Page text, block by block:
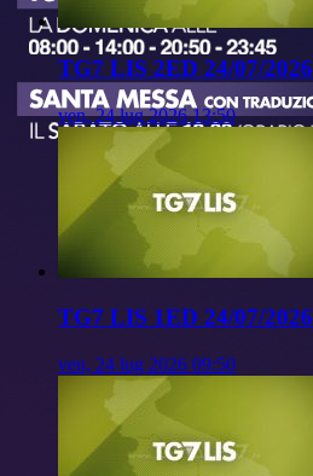
TG7 LIS 2ED 24/07/2026
ven, 24 lug 2026 13:50
TG7 LIS 1ED 24/07/2026
ven, 24 lug 2026 09:50